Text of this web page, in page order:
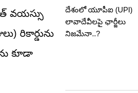
వయస్సు
రికార్డును
కూడా
దేశంలో యూపీఐ (UPI)
లావాదేవీలపై ఛార్జీలు
నిజమేనా..?